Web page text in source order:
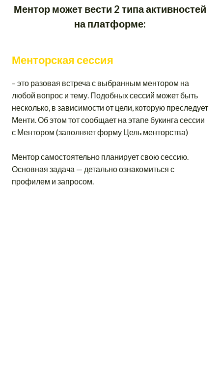
Ментор может вести 2 типа активностей
на платформе:
Менторская сессия
– это разовая встреча с выбранным ментором на
любой вопрос и тему. Подобных сессий может быть
несколько, в зависимости от цели, которую преследует
Менти. Об этом тот сообщает на этапе букинга сессии
с Ментором (заполняетформу Цель менторства)
Ментор самостоятельно планирует свою сессию.
Основная задача — детально ознакомиться с
профилем и запросом.